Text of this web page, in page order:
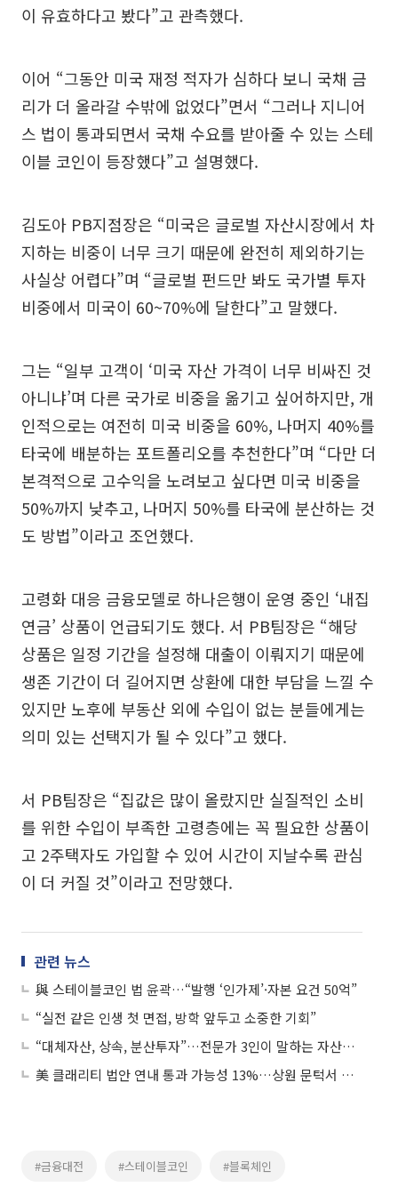
이 유효하다고 봤다”고 관측했다.
이어 “그동안 미국 재정 적자가 심하다 보니 국채 금
리가 더 올라갈 수밖에 없었다”면서 “그러나 지니어
스 법이 통과되면서 국채 수요를 받아줄 수 있는 스테
이블 코인이 등장했다”고 설명했다.
김도아 PB지점장은 “미국은 글로벌 자산시장에서 차
지하는 비중이 너무 크기 때문에 완전히 제외하기는
사실상 어렵다”며 “글로벌 펀드만 봐도 국가별 투자
비중에서 미국이 60~70%에 달한다”고 말했다.
그는 “일부 고객이 ‘미국 자산 가격이 너무 비싸진 것
아니냐’며 다른 국가로 비중을 옮기고 싶어하지만, 개
인적으로는 여전히 미국 비중을 60%, 나머지 40%를
타국에 배분하는 포트폴리오를 추천한다”며 “다만 더
본격적으로 고수익을 노려보고 싶다면 미국 비중을
50%까지 낮추고, 나머지 50%를 타국에 분산하는 것
도 방법”이라고 조언했다.
고령화 대응 금융모델로 하나은행이 운영 중인 ‘내집
연금’ 상품이 언급되기도 했다. 서 PB팀장은 “해당
상품은 일정 기간을 설정해 대출이 이뤄지기 때문에
생존 기간이 더 길어지면 상환에 대한 부담을 느낄 수
있지만 노후에 부동산 외에 수입이 없는 분들에게는
의미 있는 선택지가 될 수 있다”고 했다.
서 PB팀장은 “집값은 많이 올랐지만 실질적인 소비
를 위한 수입이 부족한 고령층에는 꼭 필요한 상품이
고 2주택자도 가입할 수 있어 시간이 지날수록 관심
이 더 커질 것”이라고 전망했다.
관련 뉴스
與 스테이블코인 법 윤곽…“발행 ‘인가제’·자본 요건 50억”
“실전 같은 인생 첫 면접, 방학 앞두고 소중한 기회”
“대체자산, 상속, 분산투자”…전문가 3인이 말하는 자산관리 전략
美 클래리티 법안 연내 통과 가능성 13%…상원 문턱서 제동
#금융대전 #스테이블코인 #블록체인